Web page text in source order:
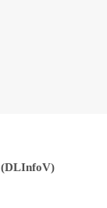
(DLInfoV)